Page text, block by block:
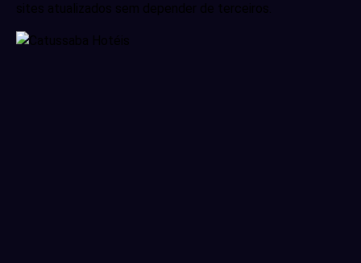
sites atualizados sem depender de terceiros.